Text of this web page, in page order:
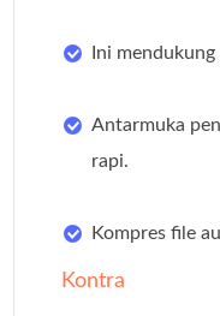
Ini mendukung
Antarmuka
rapi.
Kompres file
Kontra